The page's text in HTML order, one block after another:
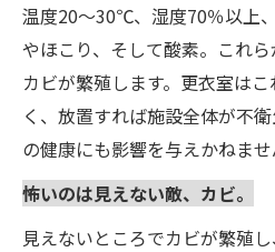
温度20～30℃、湿度70％以上
やほこり、そして酸素。これ
カビが繁殖します。更衣室は
く、放置すれば施設全体が不
の健康にも影響を与えかねませ
怖いのは見えない敵、カビ。
見えないところでカビが繁殖